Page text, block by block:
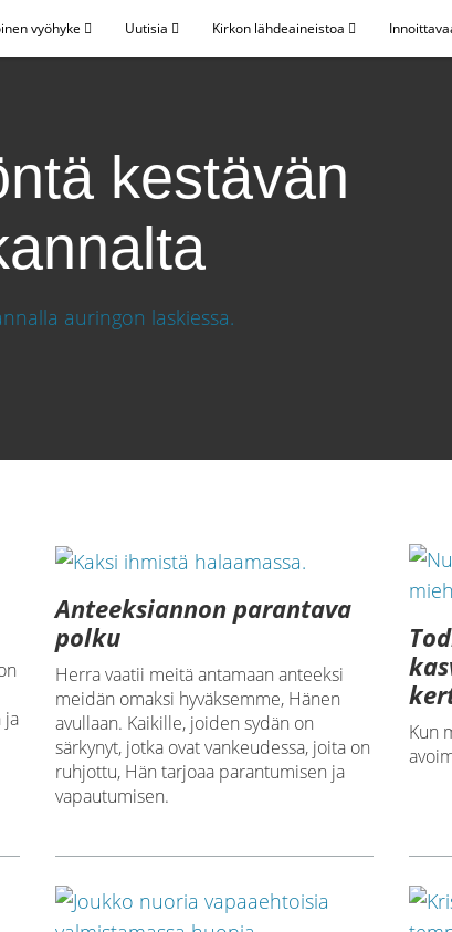
vyöhyke Uutisia Kirkon lähdeaineistoa
kestävän
ja
Anteeksiannon parantava
polku
Herra vaatii meitä antamaan anteeksi
meidän omaksi hyväksemme, Hänen
avullaan. Kaikille, joiden sydän on
särkynyt, jotka ovat vankeudessa, joita on
ruhjottu, Hän tarjoaa parantumisen ja
vapautumisen.
Kun